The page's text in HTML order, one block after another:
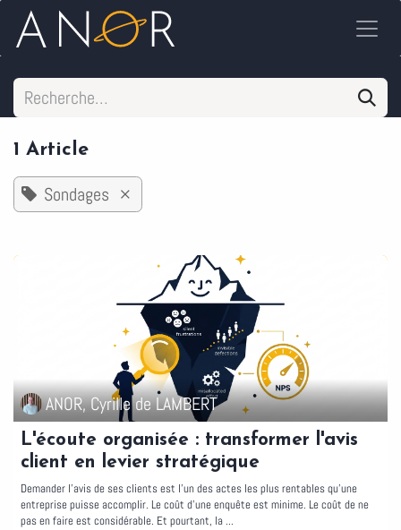
Se rendre au contenu
1 Article
Sondages ×
ANOR, Cyrille de LAMBERT
L'écoute organisée : transformer l'avis
client en levier stratégique
Demander l'avis de ses clients est l'un des actes les plus rentables qu'une
entreprise puisse accomplir. Le coût d'une enquête est minime. Le coût de ne
pas en faire est considérable. Et pourtant, la ...